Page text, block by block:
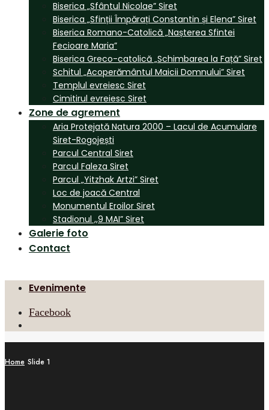
Biserica „Sfântul Nicolae” Siret
Biserica „Sfinții Împărați Constantin și Elena” Siret
Biserica Romano-Catolică „Nașterea Sfintei
Fecioare Maria”
Biserica Greco-catolică „Schimbarea la Față” Siret
Schitul „Acoperământul Maicii Domnului” Siret
Templul evreiesc Siret
Cimitirul evreiesc Siret
Zone de agrement
Aria Protejată Natura 2000 – Lacul de Acumulare
Siret-Rogojești
Parcul Central Siret
Parcul Faleza Siret
Parcul „Yitzhak Artzi” Siret
Loc de joacă Central
Monumentul Eroilor Siret
Stadionul ,,9 MAI” Siret
Galerie foto
Contact
Evenimente
Facebook
Home Slide 1